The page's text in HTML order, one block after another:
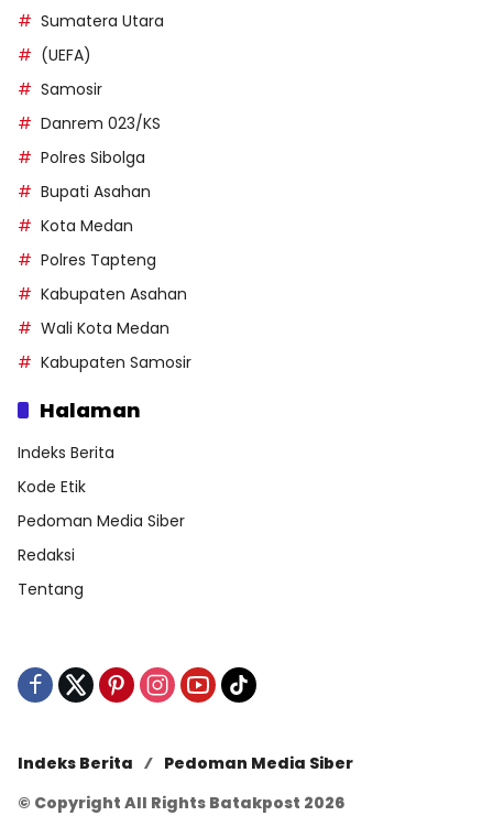
Sumatera Utara
(UEFA)
Samosir
Danrem 023/KS
Polres Sibolga
Bupati Asahan
Kota Medan
Polres Tapteng
Kabupaten Asahan
Wali Kota Medan
Kabupaten Samosir
Halaman
Indeks Berita
Kode Etik
Pedoman Media Siber
Redaksi
Tentang
Indeks Berita
Pedoman Media Siber
© Copyright All Rights Batakpost 2026